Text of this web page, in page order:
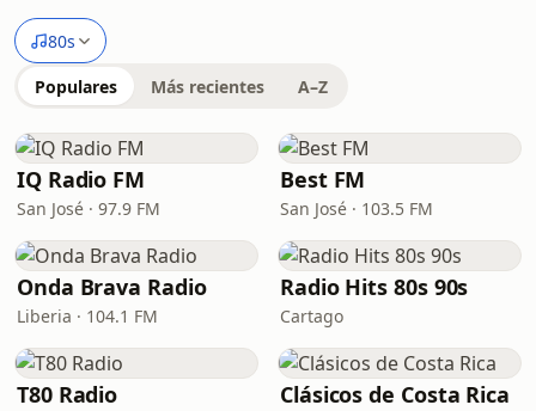
80s
Populares Más recientes A–Z
IQ Radio FM
San José · 97.9 FM
Best FM
San José · 103.5 FM
Onda Brava Radio
Liberia · 104.1 FM
Radio Hits 80s 90s
Cartago
T80 Radio Clásicos de Costa Rica